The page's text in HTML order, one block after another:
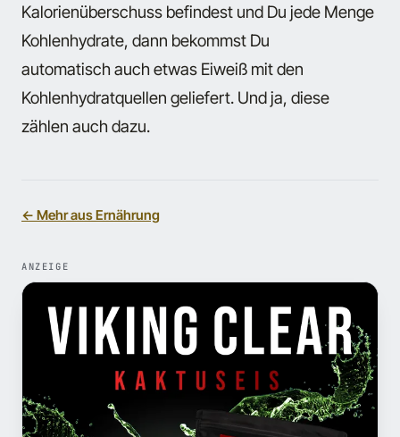
Kalorienüberschuss befindest und Du jede Menge
Kohlenhydrate, dann bekommst Du
automatisch auch etwas Eiweiß mit den
Kohlenhydratquellen geliefert. Und ja, diese
zählen auch dazu.
← Mehr aus Ernährung
ANZEIGE